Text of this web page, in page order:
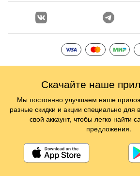
Скачайте наше
Мы постоянно улучшаем наше
разные скидки и акции специально для
свой аккаунт, чтобы легко найти
предложения.